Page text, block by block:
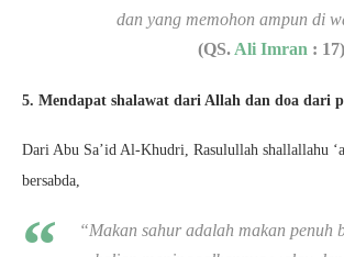
dan yang memohon ampun di
(QS. Ali Imran : 17)
5. Mendapat shalawat dari Allah dan doa dari
Dari Abu Sa’id Al-Khudri, Rasulullah shallallahu
bersabda,
“Makan sahur adalah makan penuh